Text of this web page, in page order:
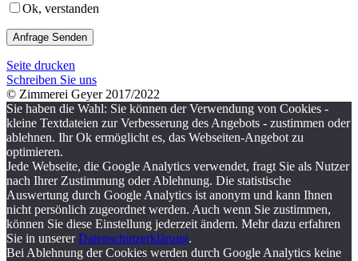
Ok, verstanden
Seite drucken
Schreiben Sie uns
© Zimmerei Geyer 2017/2022
Sie haben die Wahl: Sie können der Verwendung von Cookies -
kleine Textdateien zur Verbesserung des Angebots - zustimmen oder
ablehnen. Ihr Ok ermöglicht es, das Webseiten-Angebot zu
optimieren.
Jede Webseite, die Google Analytics verwendet, fragt Sie als Nutzer
nach Ihrer Zustimmung oder Ablehnung. Die statistische
Auswertung durch Google Analytics ist anonym und kann Ihnen
nicht persönlich zugeordnet werden. Auch wenn Sie zustimmen,
können Sie diese Einstellung jederzeit ändern. Mehr dazu erfahren
Sie in unsererDatenschutzerklärung.
Bei Ablehnung der Cookies werden durch Google Analytics keine